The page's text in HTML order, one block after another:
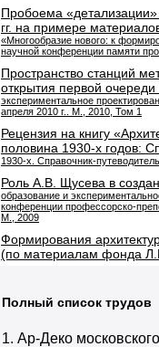
Пробоема «детализации»
гг. на примере
«Многообразие нового: к
научной конференции памяти
Пространство станций
открытия первой
экспериментальное
апреля 2010 г.. М., 2010, Том 1
Рецензия на книгу
половина 1930-х годов:
1930-х. Справочник-
Роль А.В. Щусева в
образование и
конференции профессорско-
М., 2009
Формирования
(по материалам фонда
Полный список трудов
1. Ар-Деко